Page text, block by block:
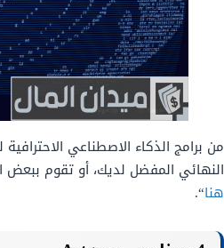
من برامج الذكاء الاصطناعي
النهائي المفضل لديك، أو تقوم
هنا“.